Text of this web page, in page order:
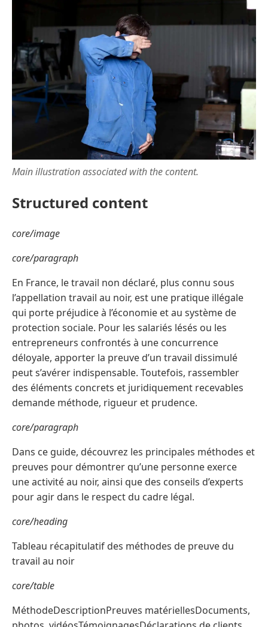
Main illustration associated with the content.
Structured content
core/image
core/paragraph
En France, le travail non déclaré, plus connu sous
l’appellation travail au noir, est une pratique illégale
qui porte préjudice à l’économie et au système de
protection sociale. Pour les salariés lésés ou les
entrepreneurs confrontés à une concurrence
déloyale, apporter la preuve d’un travail dissimulé
peut s’avérer indispensable. Toutefois, rassembler
des éléments concrets et juridiquement recevables
demande méthode, rigueur et prudence.
core/paragraph
Dans ce guide, découvrez les principales méthodes et
preuves pour démontrer qu’une personne exerce
une activité au noir, ainsi que des conseils d’experts
pour agir dans le respect du cadre légal.
core/heading
Tableau récapitulatif des méthodes de preuve du
travail au noir
core/table
MéthodeDescriptionPreuves matériellesDocuments,